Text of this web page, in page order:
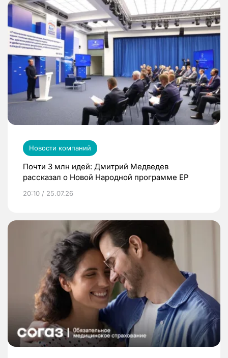
Новости компаний
Почти 3 млн идей: Дмитрий Медведев
рассказал о Новой Народной программе ЕР
20:10 / 25.07.26